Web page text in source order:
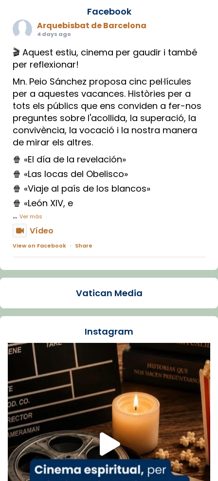
Facebook
Arquebisbat de Barcelona
4 days ago
🎬 Aquest estiu, cinema per gaudir i també
per reflexionar!
Mn. Peio Sánchez proposa cinc pel·lícules
per a aquestes vacances. Històries per a
tots els públics que ens conviden a fer-nos
preguntes sobre l'acollida, la superació, la
convivència, la vocació i la nostra manera
de mirar els altres.
🍿 «El día de la revelación»
🍿 «Las locas del Obelisco»
🍿 «Viaje al país de los blancos»
🍿 «León XIV, e
... Ver más
Vídeo
View on Facebook · Share
Arquebisbat de Barcelona
La Carmina va patir depressió. Fa gairebé
dos mesos, a l'Estadi Lluís Companys, la
Recupera l'entrevista comp
Vatican
tican News 👇
www.vaticannews.va/es/iglesia/news/2026-
07/carmina-historia-depresion-papa-viaje-
espana-testimoni...
Foto
View on Facebook · Share
Arquebisbat de Barcelona
2 weeks ago
Vatican Media
Instagram